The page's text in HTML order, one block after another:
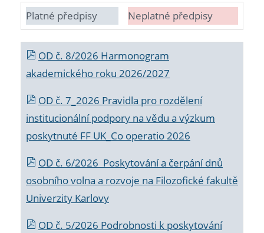
Platné předpisy Neplatné předpisy
OD č. 8/2026 Harmonogram
akademického roku 2026/2027
OD č. 7_2026 Pravidla pro rozdělení
institucionální podpory na vědu a výzkum
poskytnuté FF UK_Co operatio 2026
OD č. 6/2026 Poskytování a čerpání dnů
osobního volna a rozvoje na Filozofické fakultě
Univerzity Karlovy
OD č. 5/2026 Podrobnosti k poskytování